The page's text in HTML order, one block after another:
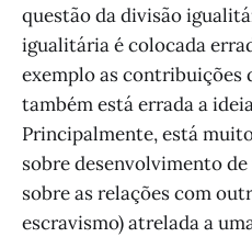
questão da divisão
igualitária é colocada
exemplo as contribuições
também está errada a
Principalmente, está
sobre desenvolvimento
sobre as relações com
escravismo) atrelada a